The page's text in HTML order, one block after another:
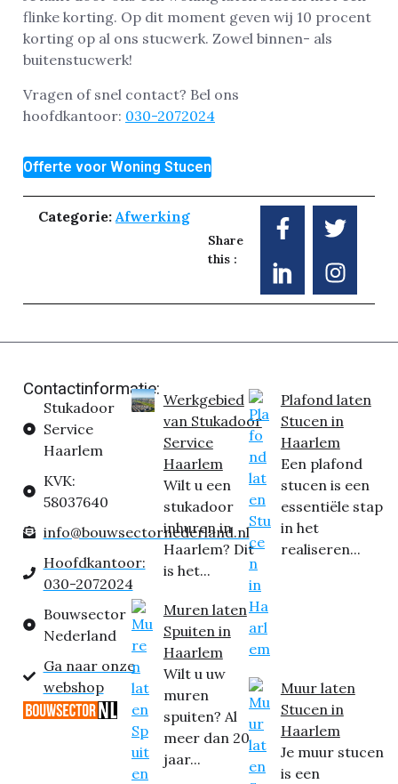
flinke korting. Op dit moment geven wij 10 procent
korting op al ons stucwerk. Zowel binnen- als
buitenstucwerk!
Vragen of snel contact? Bel ons
hoofdkantoor: 030-2072024
Offerte voor Woning Stucen
Categorie:Afwerking
Share
this :
Contactinformatie:
Stukadoor
Service
Haarlem
KVK:
58037640
info@bouwsectornederland.nl
Hoofdkantoor:
030-2072024
Bouwsector
Nederland
Ga naar onze
webshop
Werkgebied
van Stukadoor
Service
Haarlem
Wilt u een
stukadoor
inhuren in
Haarlem? Dit
is het...
Muren laten
Spuiten in
Haarlem
Wilt u uw
muren
spuiten? Al
meer dan 20
jaar...
Plafond laten
Stucen in
Haarlem
Een plafond
stucen is een
essentiële stap
in het
realiseren...
Muur laten
Stucen in
Haarlem
Je muur stucen
is een